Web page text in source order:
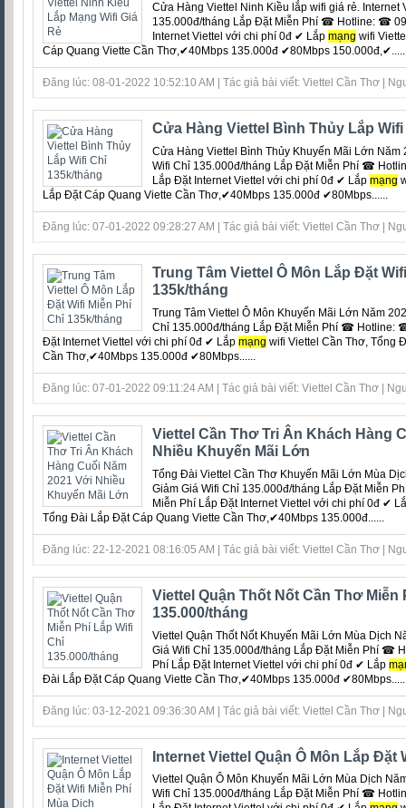
Cửa Hàng Viettel Ninh Kiều lắp wifi giá rẻ. Internet
135.000đ/tháng Lắp Đặt Miễn Phí ☎ Hotline: ☎
Internet Viettel với chi phí 0đ ‎✔ Lắp mạng wifi
Cáp Quang Viette Cần Thơ,✔40Mbps 135.000đ ✔80Mbps
Đăng lúc: 08-01-2022 10:52:10 AM | Tác giả bài viết: Viettel Cần Thơ |
Cửa Hàng Viettel Bình Thủy Lắp
Cửa Hàng Viettel Bình Thủy Khuyến Mãi Lớn Năm
Wifi Chỉ 135.000đ/tháng Lắp Đặt Miễn Phí ☎
Lắp Đặt Internet Viettel với chi phí 0đ ‎✔ Lắp mạng
Lắp Đặt Cáp Quang Viette Cần Thơ,✔40Mbps 135.000đ ✔80Mbps......
Đăng lúc: 07-01-2022 09:28:27 AM | Tác giả bài viết: Viettel Cần Thơ |
Trung Tâm Viettel Ô Môn Lắp Đặt
135k/tháng
Trung Tâm Viettel Ô Môn Khuyến Mãi Lớn Năm
Chỉ 135.000đ/tháng Lắp Đặt Miễn Phí ☎ Hotline:
Đặt Internet Viettel với chi phí 0đ ‎✔ Lắp mạng wifi Viettel Cần Thơ, Tổng
Cần Thơ,✔40Mbps 135.000đ ✔80Mbps......
Đăng lúc: 07-01-2022 09:11:24 AM | Tác giả bài viết: Viettel Cần Thơ |
Viettel Cần Thơ Tri Ân Khách Hàng
Nhiều Khuyến Mãi Lớn
Tổng Đài Viettel Cần Thơ Khuyến Mãi Lớn Mùa
Giảm Giá Wifi Chỉ 135.000đ/tháng Lắp Đặt Miễn
Miễn Phí Lắp Đặt Internet Viettel với chi phí 0đ ‎✔
Tổng Đài Lắp Đặt Cáp Quang Viette Cần Thơ,✔40Mbps 135.000đ......
Đăng lúc: 22-12-2021 08:16:05 AM | Tác giả bài viết: Viettel Cần Thơ |
Viettel Quận Thốt Nốt Cần Thơ Miễn
135.000/tháng
Viettel Quận Thốt Nốt Khuyến Mãi Lớn Mùa Dịch
Giá Wifi Chỉ 135.000đ/tháng Lắp Đặt Miễn Phí ☎
Phí Lắp Đặt Internet Viettel với chi phí 0đ ‎✔ Lắp
Đài Lắp Đặt Cáp Quang Viette Cần Thơ,✔40Mbps 135.000đ
Đăng lúc: 03-12-2021 09:36:30 AM | Tác giả bài viết: Viettel Cần Thơ |
Internet Viettel Quận Ô Môn Lắp Đặt
Viettel Quận Ô Môn Khuyến Mãi Lớn Mùa Dịch
Wifi Chỉ 135.000đ/tháng Lắp Đặt Miễn Phí ☎